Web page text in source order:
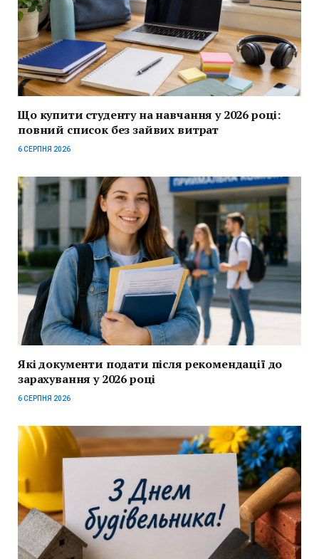
Що купити студенту на навчання у 2026 році:
повний список без зайвих витрат
6 СЕРПНЯ 2026
Які документи подати після рекомендації до
зарахування у 2026 році
6 СЕРПНЯ 2026